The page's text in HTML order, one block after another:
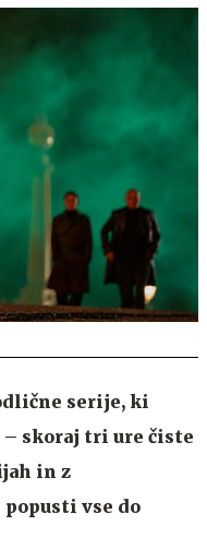
serije, ki
skoraj tri ure čiste
in z
vse do